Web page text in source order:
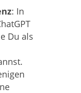
: In
Du als